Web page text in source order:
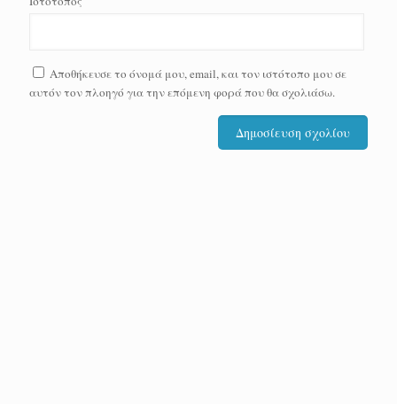
Αποθήκευσε το όνομά μου, email, και τον ιστότοπο μου σε
αυτόν τον πλοηγό για την επόμενη φορά που θα σχολιάσω.